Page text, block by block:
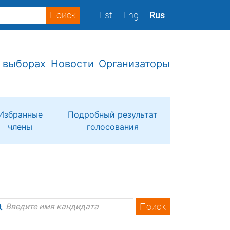
Est Eng Rus
Новости Организаторы
члены
Подробный результат
голосования
Поиск